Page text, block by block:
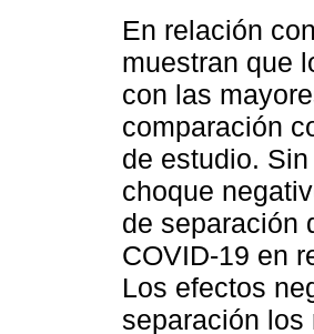
En relación
muestran que
con las
comparación
de estudio.
choque
de separación
COVID-19 en
Los efectos
separación los